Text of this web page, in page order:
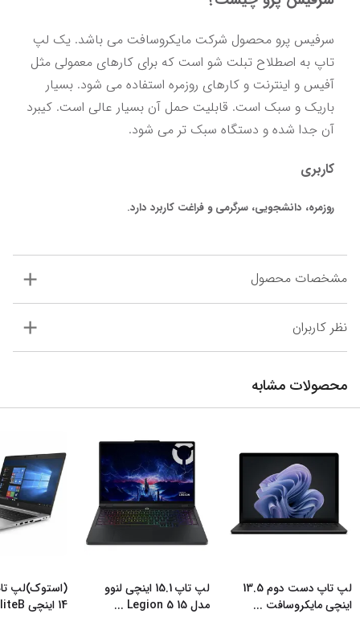
آن جدا شده و دستگاه سبک تر می شود.
کاربری
روزمره، دانشجویی، سرگرمی و فراغت کاربرد دارد.
مشخصات محصول
نظر کاربران
محصولات مشابه
لپ تاپ دست دوم 13.5
اینچی مایکروسافت ...
لپ تاپ 15.1 اینچی لنوو
مدل Legion 5 15
... 14 اینچی EliteB